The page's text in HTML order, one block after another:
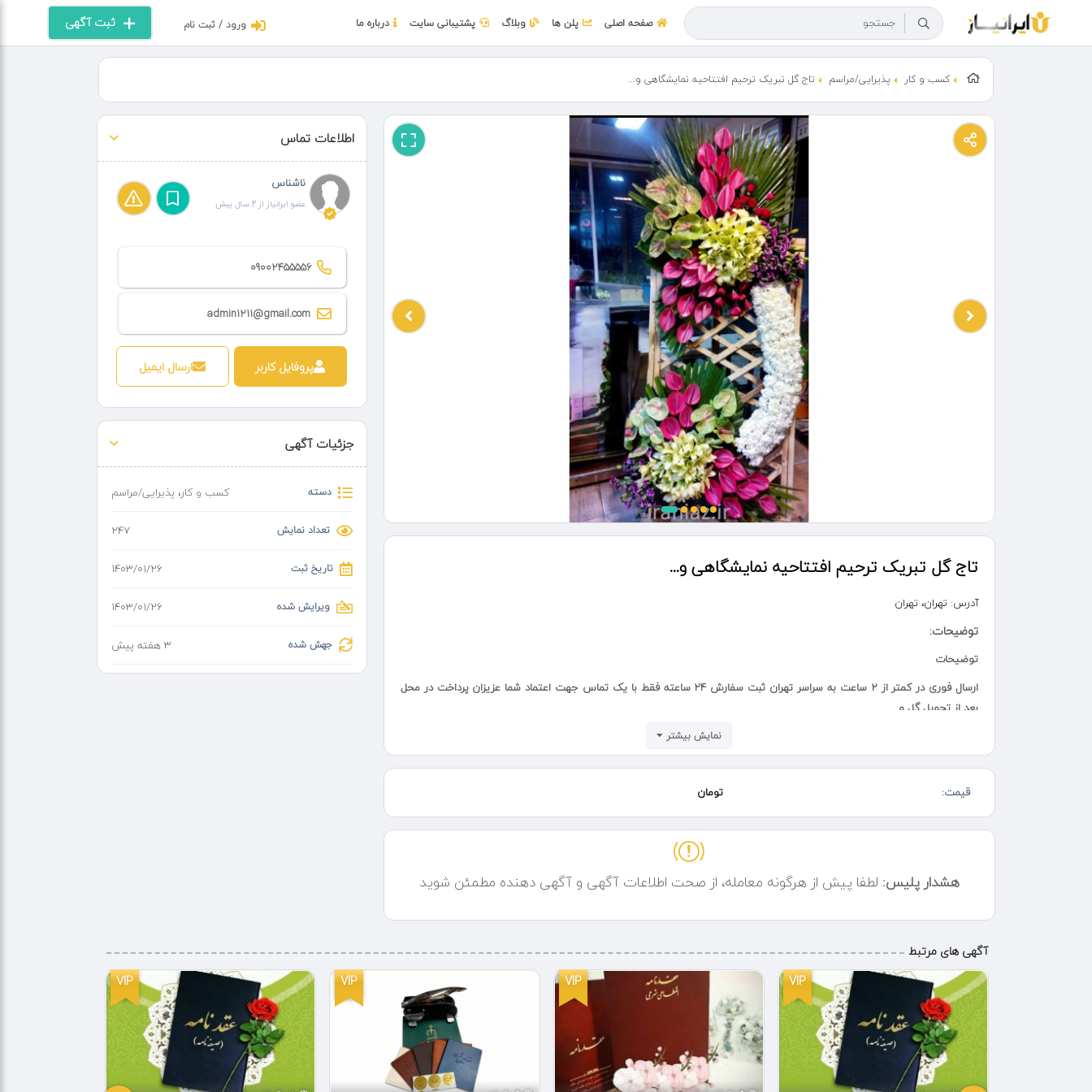
ثبت آگهی ورود / ثبت نام صفحه اصلی پلن ها وبلاگ پشتیبانی سایت درباره ما
کسب و کار پذیرایی/مراسم تاج گل تبریک ترحیم افتتاحیه نمایشگاهی و...
تاج گل تبریک ترحیم افتتاحیه نمایشگاهی و...
آدرس: تهران، تهران
توضیحات:
توضیحات
ارسال فوری در کمتر از ۲ ساعت به سراسر تهران ثبت سفارش ۲۴ ساعته فقط با یک تماس جهت اعتماد شما عزیزان پرداخت در محل
بعد از تحویل گل و
حتی بدون حضور شما مشتریان عزیز گل را ارسال میکنیم در محل عکس و فیلم میگیریم برایتان میفرستیم و بعد از رضایت مبلغ را
پرداخت کنید
بدون واسطه خرید کنید
نمایش بیشتر
قیمت: تومان
هشدار پلیس: لطفا پیش از هرگونه معامله، از صحت اطلاعات آگهی و آگهی دهنده مطمئن شوید
اطلاعات تماس
ناشناس
عضو ایرانیاز از 2 سال پیش
09002455556
admin1211@gmail.com
پروفایل کاربر ارسال ایمیل
جزئیات آگهی
دسته کسب و کار، پذیرایی/مراسم
تعداد نمایش 247
تاریخ ثبت ۱۴۰۳/۰۱/۲۶
ویرایش شده ۱۴۰۳/۰۱/۲۶
جهش شده 3 هفته پیش
آگهی های مرتبط
VIP VIP VIP VIP